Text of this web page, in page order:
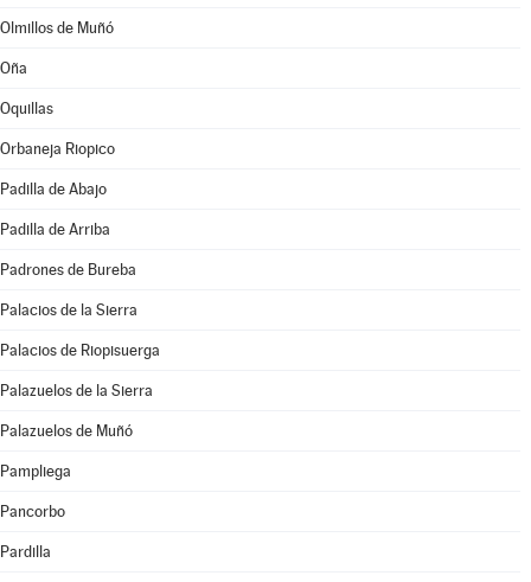
Olmillos de Muñó
Oña
Oquillas
Orbaneja Riopico
Padilla de Abajo
Padilla de Arriba
Padrones de Bureba
Palacios de la Sierra
Palacios de Riopisuerga
Palazuelos de la Sierra
Palazuelos de Muñó
Pampliega
Pancorbo
Pardilla